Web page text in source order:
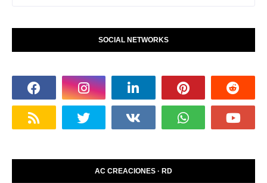
SOCIAL NETWORKS
AC CREACIONES · RD